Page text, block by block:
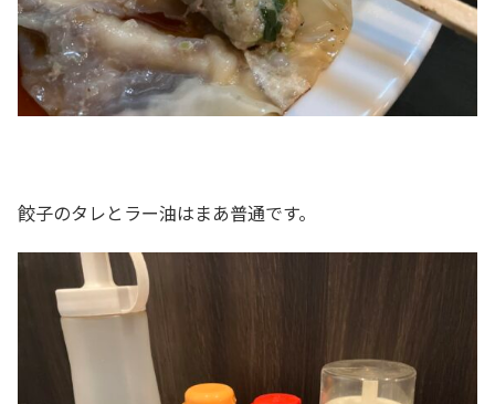
餃子のタレとラー油はまあ普通です。